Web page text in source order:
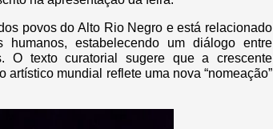
povos do Alto Rio Negro e está relacionado
estabelecendo um diálogo entre
O texto curatorial sugere que a crescente
mundial reflete uma nova “nomeação”